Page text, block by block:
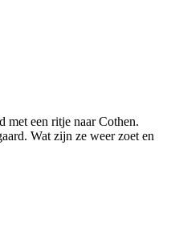
met een ritje naar Cothen.
Wat zijn ze weer zoet en